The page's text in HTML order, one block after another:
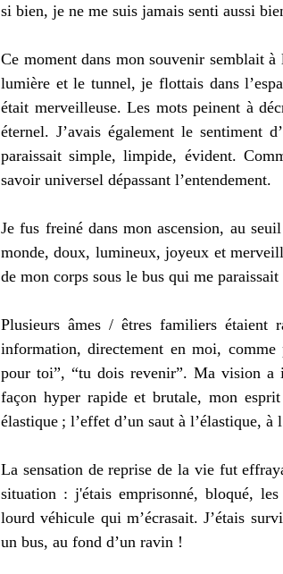
si bien, je ne me suis jamais senti aussi
Ce moment dans mon souvenir semblait
lumière et le tunnel, je flottais dans
était merveilleuse. Les mots peinent à
éternel. J’avais également le sentiment
paraissait simple, limpide, évident.
savoir universel dépassant l’entendement.
Je fus freiné dans mon ascension, au
monde, doux, lumineux, joyeux et
de mon corps sous le bus qui me
Plusieurs âmes / êtres familiers étaient
information, directement en moi,
pour toi”, “tu dois revenir”. Ma vision a
façon hyper rapide et brutale, mon
élastique ; l’effet d’un saut à l’élastique, à
La sensation de reprise de la vie fut
situation : j'étais emprisonné, bloqué,
lourd véhicule qui m’écrasait. J’étais
un bus, au fond d’un ravin !